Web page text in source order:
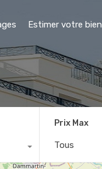
Estimer votre bien
Prix Max
Tous